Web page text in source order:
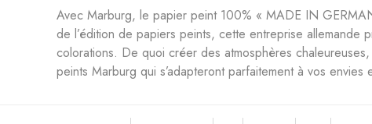
Avec Marburg, le papier peint 100% « MADE IN
de l’édition de papiers peints, cette entreprise allemande
colorations. De quoi créer des atmosphères
peints Marburg qui s’adapteront parfaitement à vos